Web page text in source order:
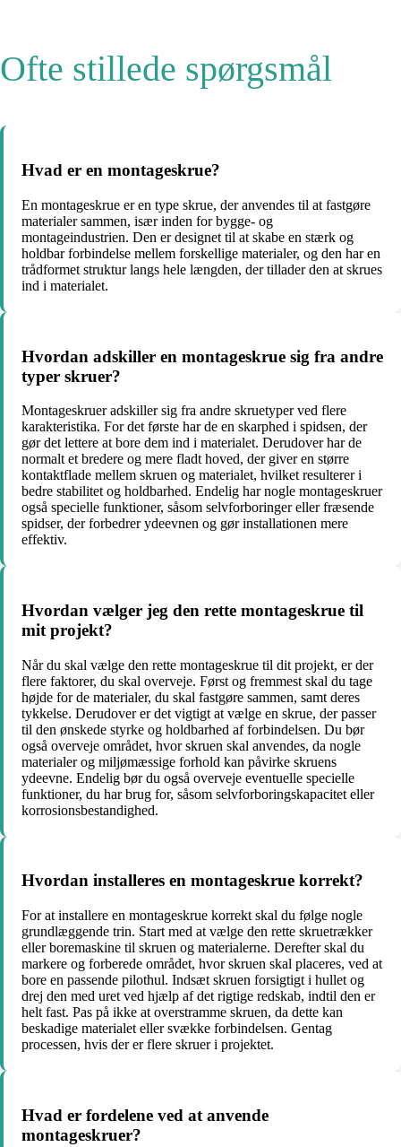
Ofte stillede spørgsmål
Hvad er en montageskrue?
En montageskrue er en type skrue, der anvendes til at fastgøre
materialer sammen, især inden for bygge- og
montageindustrien. Den er designet til at skabe en stærk og
holdbar forbindelse mellem forskellige materialer, og den har en
trådformet struktur langs hele længden, der tillader den at skrues
ind i materialet.
Hvordan adskiller en montageskrue sig fra andre
typer skruer?
Montageskruer adskiller sig fra andre skruetyper ved flere
karakteristika. For det første har de en skarphed i spidsen, der
gør det lettere at bore dem ind i materialet. Derudover har de
normalt et bredere og mere fladt hoved, der giver en større
kontaktflade mellem skruen og materialet, hvilket resulterer i
bedre stabilitet og holdbarhed. Endelig har nogle montageskruer
også specielle funktioner, såsom selvforboringer eller fræsende
spidser, der forbedrer ydeevnen og gør installationen mere
effektiv.
Hvordan vælger jeg den rette montageskrue til
mit projekt?
Når du skal vælge den rette montageskrue til dit projekt, er der
flere faktorer, du skal overveje. Først og fremmest skal du tage
højde for de materialer, du skal fastgøre sammen, samt deres
tykkelse. Derudover er det vigtigt at vælge en skrue, der passer
til den ønskede styrke og holdbarhed af forbindelsen. Du bør
også overveje området, hvor skruen skal anvendes, da nogle
materialer og miljømæssige forhold kan påvirke skruens
ydeevne. Endelig bør du også overveje eventuelle specielle
funktioner, du har brug for, såsom selvforboringskapacitet eller
korrosionsbestandighed.
Hvordan installeres en montageskrue korrekt?
For at installere en montageskrue korrekt skal du følge nogle
grundlæggende trin. Start med at vælge den rette skruetrækker
eller boremaskine til skruen og materialerne. Derefter skal du
markere og forberede området, hvor skruen skal placeres, ved at
bore en passende pilothul. Indsæt skruen forsigtigt i hullet og
drej den med uret ved hjælp af det rigtige redskab, indtil den er
helt fast. Pas på ikke at overstramme skruen, da dette kan
beskadige materialet eller svække forbindelsen. Gentag
processen, hvis der er flere skruer i projektet.
Hvad er fordelene ved at anvende
montageskruer?